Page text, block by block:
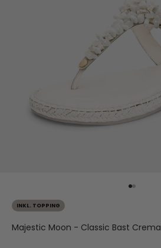
INKL. TOPPING
Majestic Moon - Classic Bast Crema